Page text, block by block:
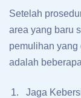
Setelah
area yang baru
pemulihan yang
adalah
Jaga